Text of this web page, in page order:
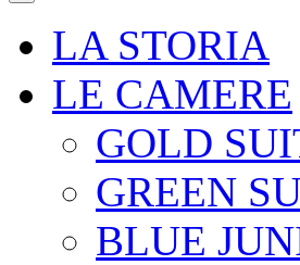
LA STORIA
LE CAMERE
GOLD
GREEN
BLUE